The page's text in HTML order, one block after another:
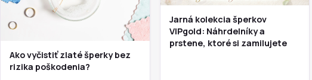
Ako vyčistiť zlaté šperky bez
rizika poškodenia?
Jarná kolekcia šperkov
VIPgold: Náhrdelníky a
prstene, ktoré si zamilujete